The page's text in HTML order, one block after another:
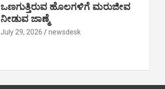
ಒಣಗುತ್ತಿರುವ ಹೊಲಗಳಿಗೆ ಮರುಜೀವ
ನೀಡುವ ಜಾಣ್ಮೆ
July 29, 2026 newsdesk